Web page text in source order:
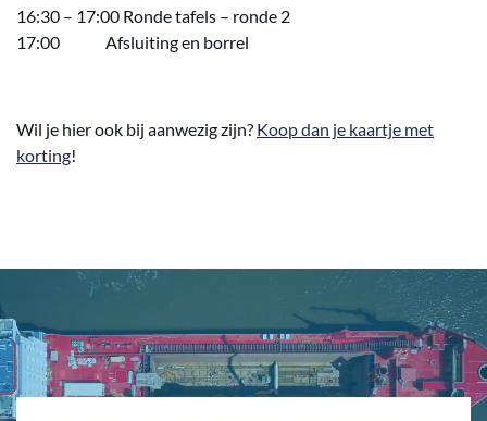
16:30 – 17:00 Ronde tafels – ronde 2
17:00 Afsluiting en borrel
Wil je hier ook bij aanwezig zijn? Koop dan je kaartje met
korting!